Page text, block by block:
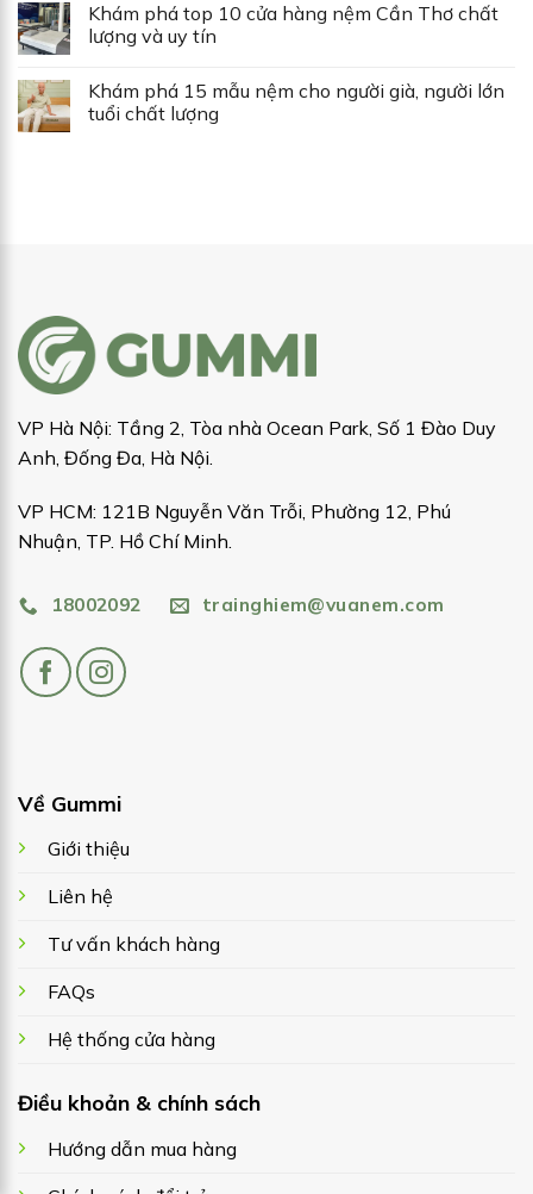
Khám phá top 10 cửa hàng nệm Cần Thơ chất
lượng và uy tín
Khám phá 15 mẫu nệm cho người già, người lớn
tuổi chất lượng
VP Hà Nội: Tầng 2, Tòa nhà Ocean Park, Số 1 Đào Duy
Anh, Đống Đa, Hà Nội.
VP HCM: 121B Nguyễn Văn Trỗi, Phường 12, Phú
Nhuận, TP. Hồ Chí Minh.
18002092 trainghiem@vuanem.com
Về Gummi
Giới thiệu
Liên hệ
Tư vấn khách hàng
FAQs
Hệ thống cửa hàng
Điều khoản & chính sách
Hướng dẫn mua hàng